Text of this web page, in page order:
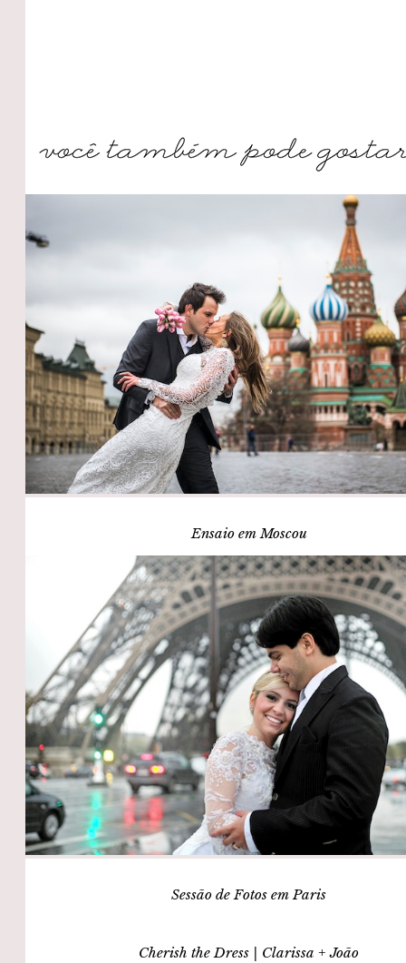
Ensaio em Moscou
Sessão de Fotos em Paris
Cherish the Dress | Clarissa + João